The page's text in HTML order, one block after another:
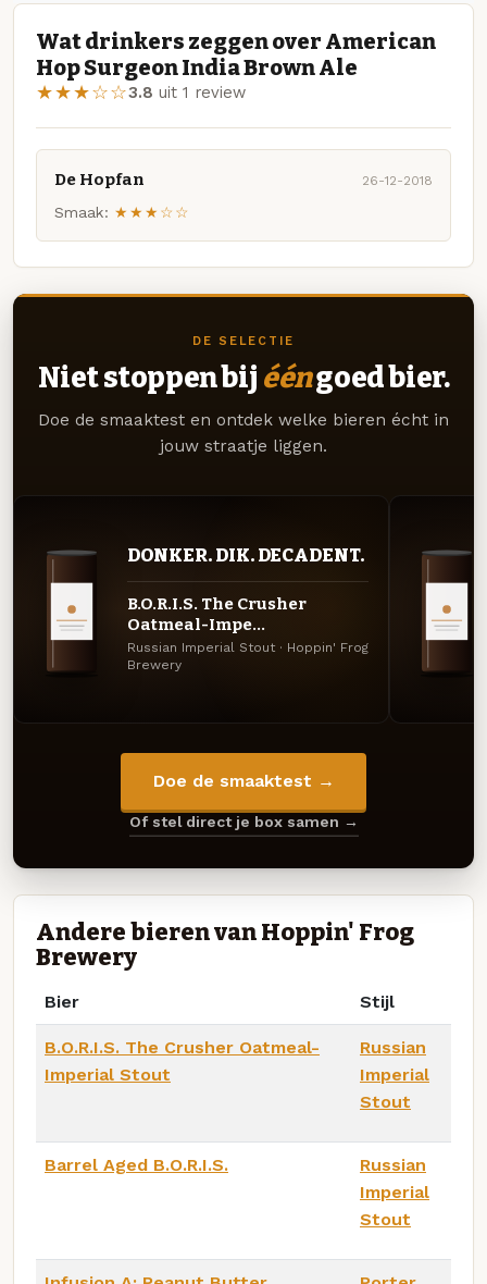
Wat drinkers zeggen over American
Hop Surgeon India Brown Ale
★★★☆☆3.8 uit 1 review
De Hopfan 26-12-2018
Smaak: ★★★☆☆
DE SELECTIE
Niet stoppen bij ééngoed bier.
Doe de smaaktest en ontdek welke bieren écht in
jouw straatje liggen.
DONKER. DIK. DECADENT.
B.O.R.I.S. The Crusher
Oatmeal-Impe...
Russian Imperial Stout · Hoppin' Frog
Brewery
Doe de smaaktest →
Of stel direct je box samen →
Andere bieren van Hoppin' Frog
Brewery
Bier Stijl
B.O.R.I.S. The Crusher Oatmeal-
Imperial Stout
Russian
Imperial
Stout
Barrel Aged B.O.R.I.S.
Russian
Imperial
Stout